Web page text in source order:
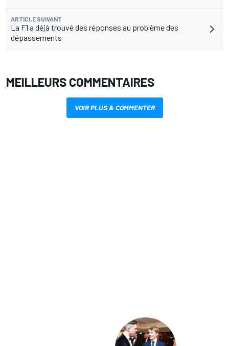
ARTICLE SUIVANT
La F1 a déjà trouvé des réponses au problème des
dépassements
MEILLEURS COMMENTAIRES
VOIR PLUS & COMMENTER